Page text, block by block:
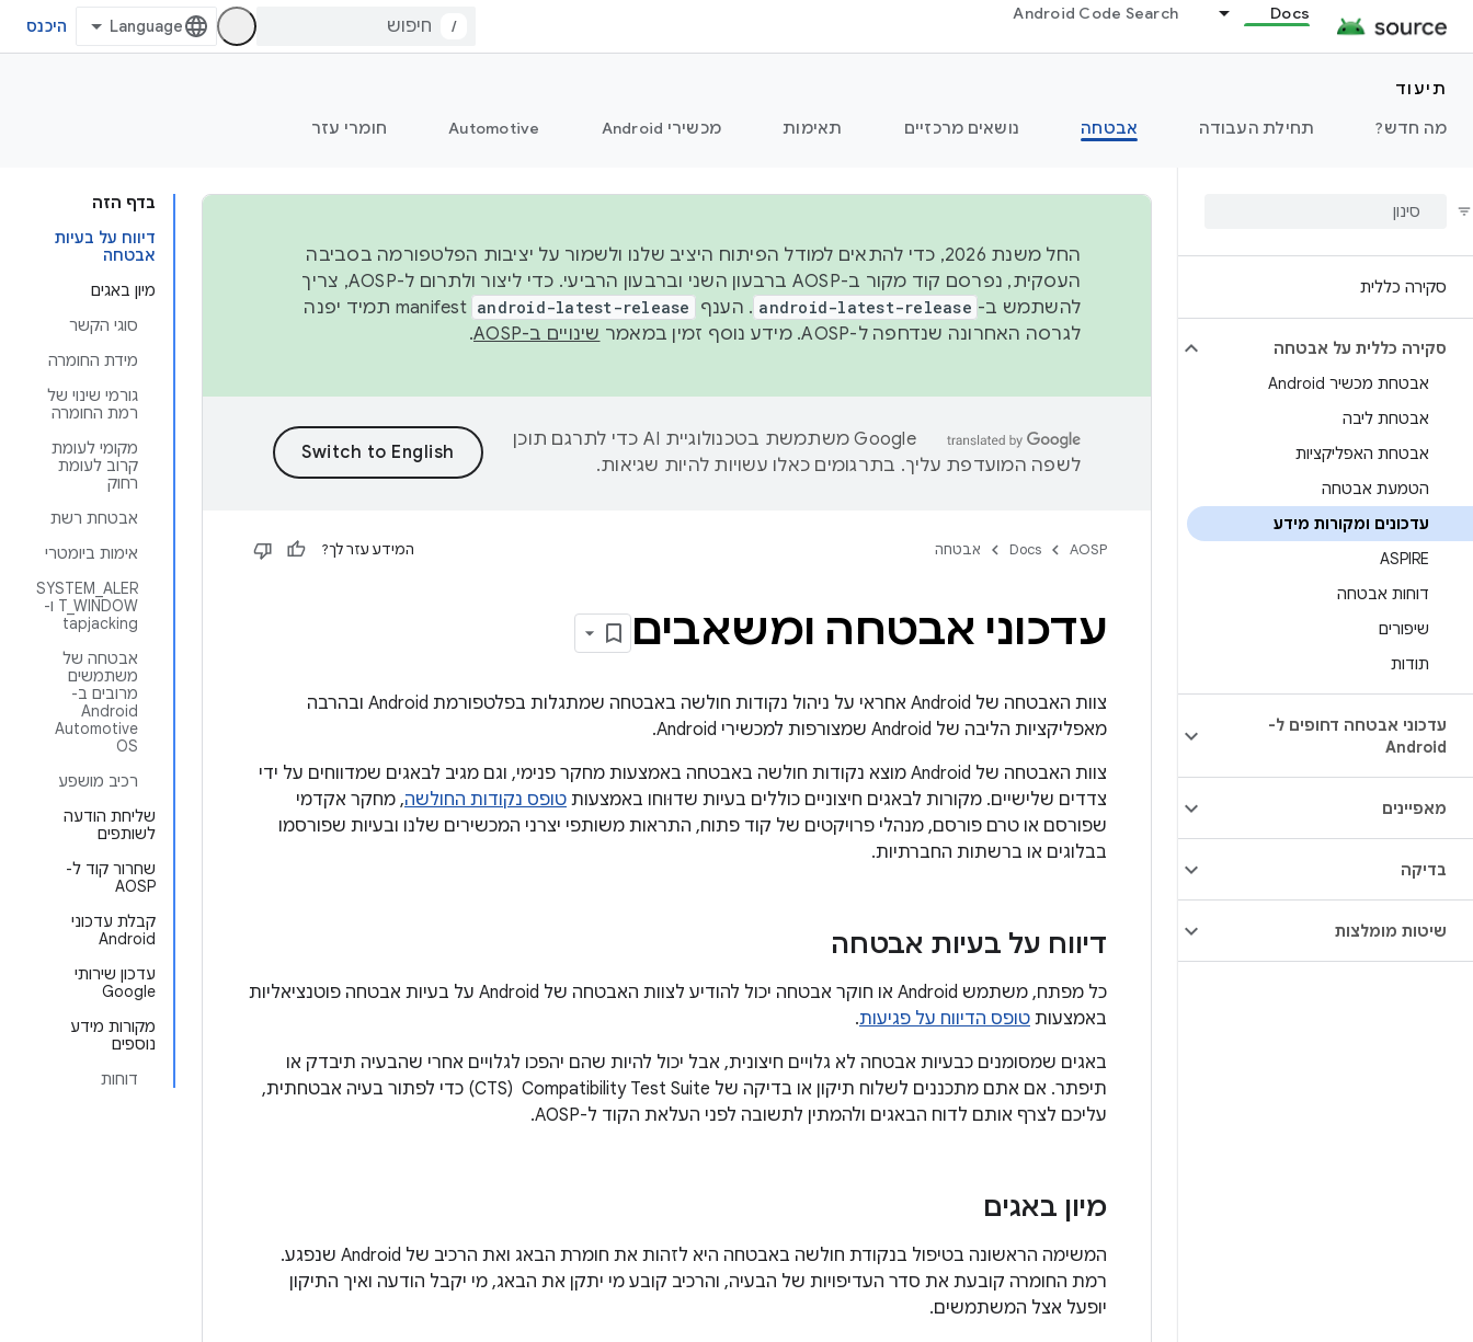
Docs
Android Code Search
/ היכנס
תיעוד
מה חדש?
תחילת העבודה אבטחה נושאים מרכזיים תאימות מכשירי Android Automotive חומרי עזר
סקירה כללית
סקירה כללית על אבטחה
אבטחת מכשיר Android
אבטחת ליבה
אבטחת האפליקציות
הטמעת אבטחה
עדכונים ומקורות מידע
ASPIRE
דוחות אבטחה
שיפורים
תודות
עדכוני אבטחה דחופים ל-
Android
מאפיינים
בדיקה
שיטות מומלצות
בדף הזה
דיווח על בעיות
אבטחה
מיון באגים
סוגי הקשר
מידת החומרה
גורמי שינוי של
רמת החומרה
מקומי לעומת
קרוב לעומת
רחוק
אבטחת רשת
אימות ביומטרי
SYSTEM_ALER
T_WINDOW ו-
tapjacking
אבטחה של
משתמשים
מרובים ב-
Android
Automotive
OS
רכיב מושפע
שליחת הודעה
לשותפים
שחרור קוד ל-
AOSP
קבלת עדכוני
Android
עדכון שירותי
Google
מקורות מידע
נוספים
דוחות
החל משנת 2026, כדי להתאים למודל הפיתוח היציב שלנו ולשמור על יציבות הפלטפורמה בסביבה
העסקית, נפרסם קוד מקור ב-AOSP ברבעון השני וברבעון הרביעי. כדי ליצור ולתרום ל-AOSP, צריך
להשתמש ב- android-latest-release . הענף android-latest-release
manifest תמיד יפנה
לגרסה האחרונה שנדחפה ל-AOSP. מידע נוסף זמין במאמר
שינויים ב-AOSP .
‫Google משתמשת בטכנולוגיית AI כדי לתרגם תוכן
לשפה המועדפת עליך. בתרגומים כאלו עשויות להיות שגיאות.
AOSP
Docs אבטחה המידע עזר לך?
עדכוני אבטחה ומשאבים
צוות האבטחה של Android אחראי על ניהול נקודות חולשה באבטחה שמתגלות בפלטפורמת Android ובהרבה
מאפליקציות הליבה של Android שמצורפות למכשירי Android.
צוות האבטחה של Android מוצא נקודות חולשה באבטחה באמצעות מחקר פנימי, וגם מגיב לבאגים שמדווחים על ידי
צדדים שלישיים. מקורות לבאגים חיצוניים כוללים בעיות שדוּוחו באמצעות טופס נקודות החולשה, מחקר אקדמי
שפורסם או טרם פורסם, מנהלי פרויקטים של קוד פתוח, התראות משותפי יצרני המכשירים שלנו ובעיות שפורסמו
בבלוגים או ברשתות החברתיות.
דיווח על בעיות אבטחה
כל מפתח, משתמש Android או חוקר אבטחה יכול להודיע לצוות האבטחה של Android על בעיות אבטחה פוטנציאליות
באמצעות טופס הדיווח על פגיעות.
באגים שמסומנים כבעיות אבטחה לא גלויים חיצונית, אבל יכול להיות שהם יהפכו לגלויים אחרי שהבעיה תיבדק או
תיפתר. אם אתם מתכננים לשלוח תיקון או בדיקה של Compatibility Test Suite ‏ (CTS) כדי לפתור בעיה אבטחתית,
עליכם לצרף אותם לדוח הבאגים ולהמתין לתשובה לפני העלאת הקוד ל-AOSP.
מיון באגים
המשימה הראשונה בטיפול בנקודת חולשה באבטחה היא לזהות את חומרת הבאג ואת הרכיב של Android שנפגע.
רמת החומרה קובעת את סדר העדיפויות של הבעיה, והרכיב קובע מי יתקן את הבאג, מי יקבל הודעה ואיך התיקון
יופעל אצל המשתמשים.